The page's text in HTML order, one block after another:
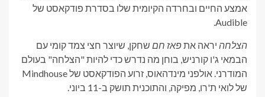
אמצע החיים ובחרדה הקיומית שלו בסדרת פודקאסט של
Audible.
הצלחה יראה אתפאז חם שחקן, שיוצר חצי צמד קומי עם
הבמאי ג'ו קורניש, בוחן מה נדרש כדי להיות "הצלחה" בעולם
המודרני. אולפני מינדהאוס, זרוע הפודקאסט של Mindhouse
של לואי ת'רו, מפיקה, והתוכנית תושק ב-11 ביוני.